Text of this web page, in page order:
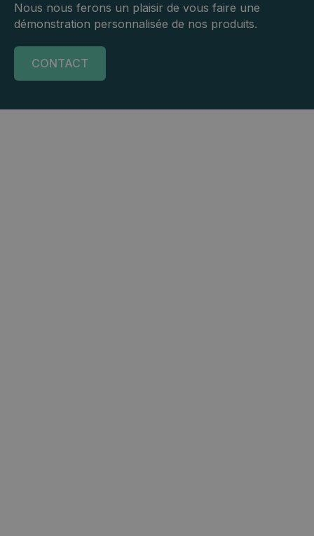
Nous nous ferons un plaisir de vous faire une
démonstration personnalisée de nos produits.
CONTACT